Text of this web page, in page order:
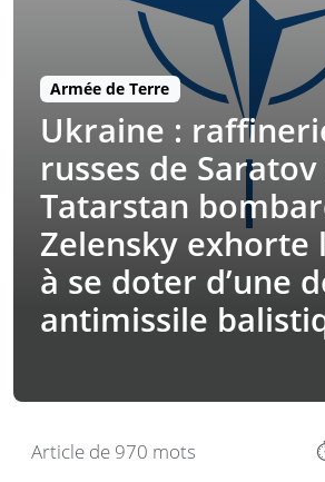
Armée de Terre
Ukraine :
russes de
Tatarstan
Zelensky exhorte
à se doter d’une
antimissile
Article de 970 mots